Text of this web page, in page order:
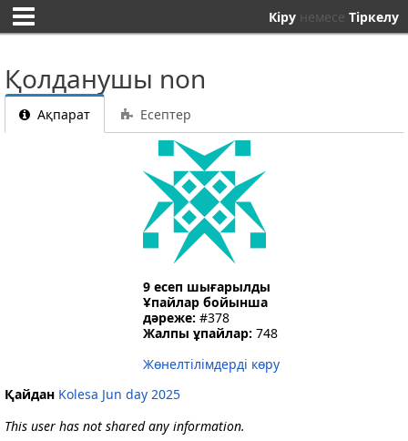
Кіру немесе Тіркелу
Қолданушы non
Ақпарат Есептер
9 есеп шығарылды
Ұпайлар бойынша
дәреже: #378
Жалпы ұпайлар: 748
Жөнелтілімдерді көру
Қайдан Kolesa Jun day 2025
This user has not shared any information.